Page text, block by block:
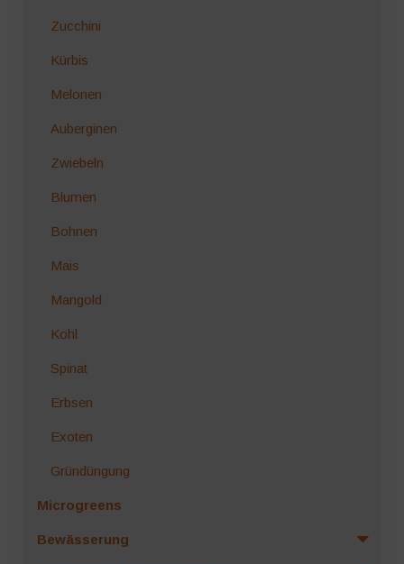
Zucchini
Kürbis
Melonen
Auberginen
Zwiebeln
Blumen
Bohnen
Mais
Mangold
Kohl
Spinat
Erbsen
Exoten
Gründüngung
Microgreens
Bewässerung